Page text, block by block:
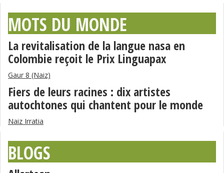
MOTS DU MONDE
La revitalisation de la langue nasa en
Colombie reçoit le Prix Linguapax
Gaur 8 (Naiz)
Fiers de leurs racines : dix artistes
autochtones qui chantent pour le monde
Naiz Irratia
BLOGS